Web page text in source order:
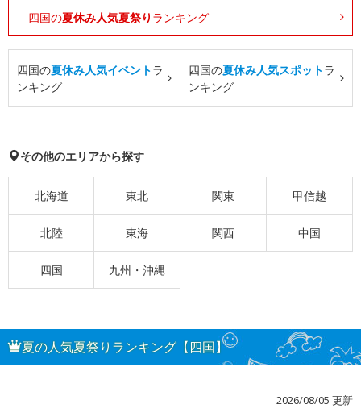
四国の夏休み人気夏祭り ランキング
四国の夏休み人気イベントラ
ンキング
四国の夏休み人気スポットラ
ンキング
その他のエリアから探す
北海道 東北 関東 甲信越
北陸 東海 関西 中国
四国 九州・沖縄
夏の人気夏祭りランキング【四国】
2026/08/05 更新